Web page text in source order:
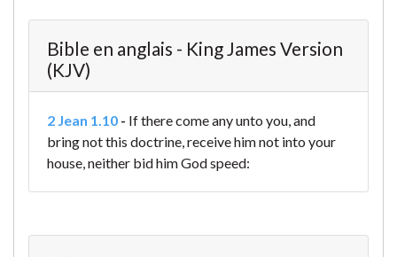
Bible en anglais - King James Version
(KJV)
2 Jean 1.10 - If there come any unto you, and
bring not this doctrine, receive him not into your
house, neither bid him God speed: